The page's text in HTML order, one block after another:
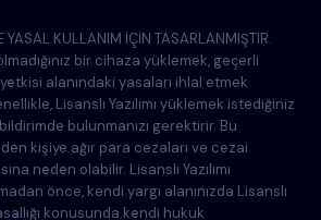
YASAL KULLANIM İÇİN TASARLANMIŞTIR.
bir cihaza yüklemek, geçerli
alanındaki yasaları ihlal etmek
Lisanslı Yazılımı yüklemek istediğiniz
bulunmanızı gerektirir. Bu
kişiye ağır para cezaları ve cezai
neden olabilir. Lisanslı Yazılımı
önce, kendi yargı alanınızda Lisanslı
konusunda kendi hukuk